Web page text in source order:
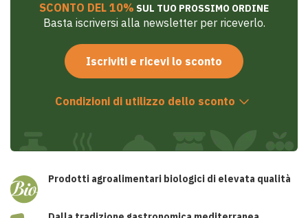
SCONTO DEL 10% SUL TUO PROSSIMO ORDINE
Basta iscriversi alla newsletter per riceverlo.
Iscriviti e ricevi lo sconto
Condizioni di utilizzo dello sconto
Prodotti agroalimentari biologici di elevata qualità